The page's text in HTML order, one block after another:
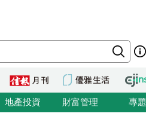
地產投資 財富管理 專題